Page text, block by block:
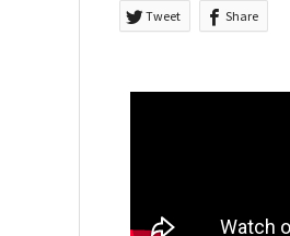
Tweet Share